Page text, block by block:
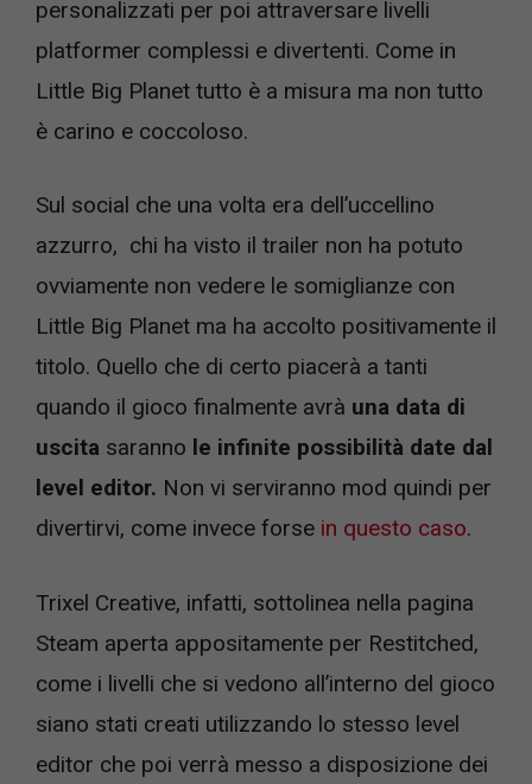
personalizzati per poi attraversare livelli
platformer complessi e divertenti. Come in
Little Big Planet tutto è a misura ma non tutto
è carino e coccoloso.
Sul social che una volta era dell’uccellino
azzurro, chi ha visto il trailer non ha potuto
ovviamente non vedere le somiglianze con
Little Big Planet ma ha accolto positivamente il
titolo. Quello che di certo piacerà a tanti
quando il gioco finalmente avrà una data di
uscita saranno le infinite possibilità date dal
level editor. Non vi serviranno mod quindi per
divertirvi, come invece forse in questo caso.
Trixel Creative, infatti, sottolinea nella pagina
Steam aperta appositamente per Restitched,
come i livelli che si vedono all’interno del gioco
siano stati creati utilizzando lo stesso level
editor che poi verrà messo a disposizione dei